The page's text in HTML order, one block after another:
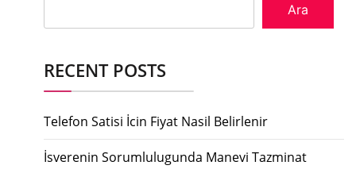
Ara
RECENT POSTS
Telefon Satisi İcin Fiyat Nasil Belirlenir
İsverenin Sorumlulugunda Manevi Tazminat